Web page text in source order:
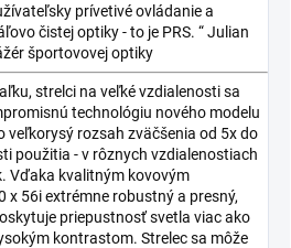
prívetivé ovládanie a
čistej optiky - to je PRS. “ Julian
športovovej optiky
strelci na veľké vzdialenosti sa
technológiu nového modelu
veľkorysý rozsah zväčšenia od 5x do
použitia - v rôznych vzdialenostiach
Vďaka kvalitným kovovým
x 56i extrémne robustný a presný,
priepustnosť svetla viac ako
kontrastom. Strelec sa môže